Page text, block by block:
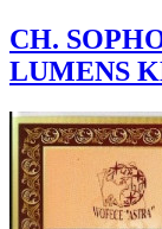
CH.
LUMENS